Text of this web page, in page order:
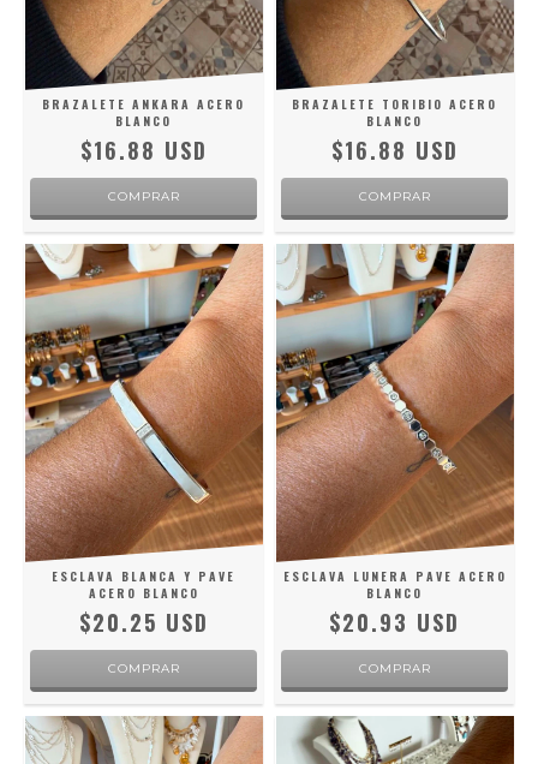
BRAZALETE ANKARA ACERO
BLANCO
$16.88 USD
BRAZALETE TORIBIO ACERO
BLANCO
$16.88 USD
ESCLAVA BLANCA Y PAVE
ACERO BLANCO
$20.25 USD
ESCLAVA LUNERA PAVE ACERO
BLANCO
$20.93 USD